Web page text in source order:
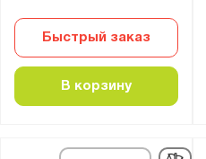
Быстрый заказ
В корзину